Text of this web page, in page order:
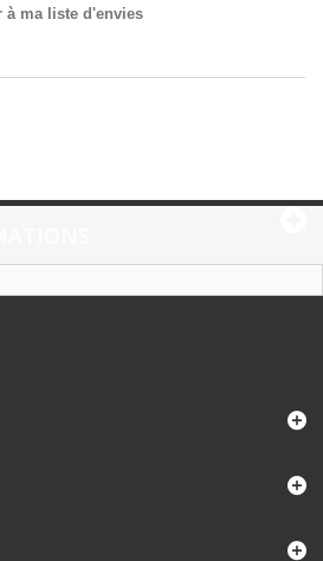
à ma liste d'envies